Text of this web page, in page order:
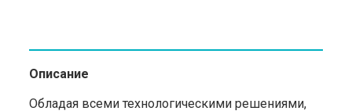
Описание
Обладая всеми технологическими решениями,